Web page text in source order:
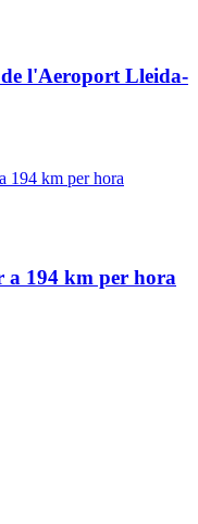
l'Aeroport Lleida-
a 194 km per hora